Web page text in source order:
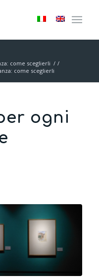
come sceglierli / /
come sceglierli
ogni